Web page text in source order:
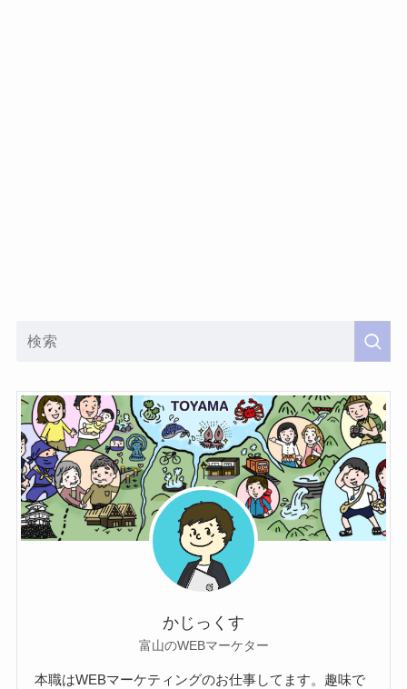
かじっくす
富山のWEBマーケター
本職はWEBマーケティングのお仕事してます。趣味で